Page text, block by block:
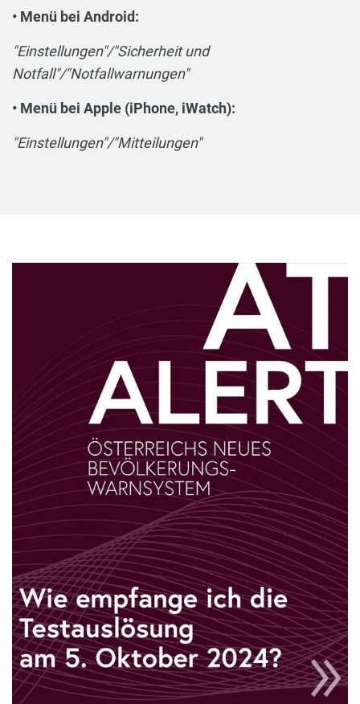
• Menü bei Android:
"Einstellungen"/"Sicherheit und
Notfall"/"Notfallwarnungen"
• Menü bei Apple (iPhone, iWatch):
"Einstellungen"/"Mitteilungen"